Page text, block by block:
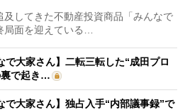
してきた不動産投資商品「みんなで
局面を迎えている…
で大家さん】二転三転した“成田プロ
裏で起き…
で大家さん】独占入手“内部議事録”で